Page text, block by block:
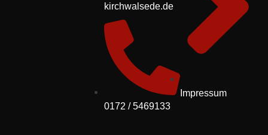
kirchwalsede.de
0172 / 5469133
Impressum